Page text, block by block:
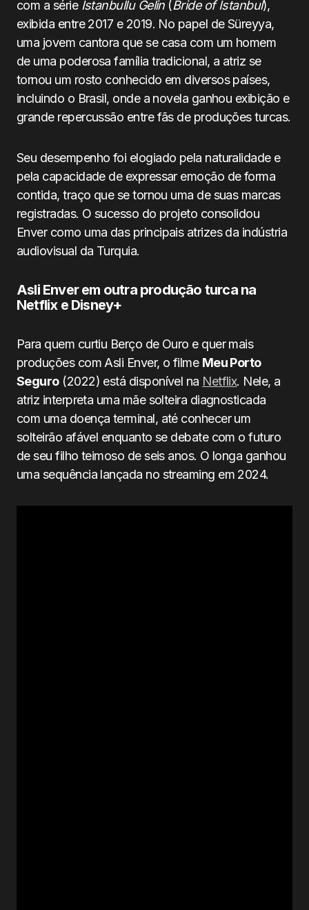
com a série Istanbullu Gelin(Bride of Istanbul),
exibida entre 2017 e 2019. No papel de Süreyya,
uma jovem cantora que se casa com um homem
de uma poderosa família tradicional, a atriz se
tornou um rosto conhecido em diversos países,
incluindo o Brasil, onde a novela ganhou exibição e
grande repercussão entre fãs de produções turcas.
Seu desempenho foi elogiado pela naturalidade e
pela capacidade de expressar emoção de forma
contida, traço que se tornou uma de suas marcas
registradas. O sucesso do projeto consolidou
Enver como uma das principais atrizes da indústria
audiovisual da Turquia.
Asli Enver em outra produção turca na
Netflix e Disney+
Para quem curtiu Berço de Ouro e quer mais
produções com Asli Enver, o filme Meu Porto
Seguro(2022) está disponível na Netflix. Nele, a
atriz interpreta uma mãe solteira diagnosticada
com uma doença terminal, até conhecer um
solteirão afável enquanto se debate com o futuro
de seu filho teimoso de seis anos. O longa ganhou
uma sequência lançada no streaming em 2024.